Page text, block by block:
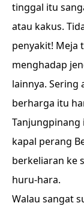
tinggal itu
atau kakus.
penyakit! Meja
menghadap
lainnya. Sering
berharga itu
Tanjungpinang
kapal perang
berkeliaran ke
huru-hara.
Walau sangat